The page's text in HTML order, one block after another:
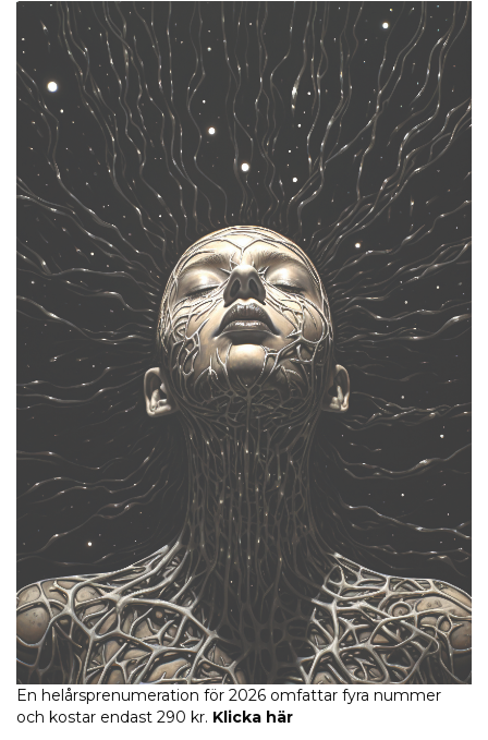
En helårsprenumeration för 2026 omfattar fyra nummer
och kostar endast 290 kr. Klicka här